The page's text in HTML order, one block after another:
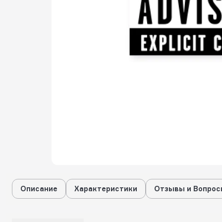
Описание Характеристики Отзывы и